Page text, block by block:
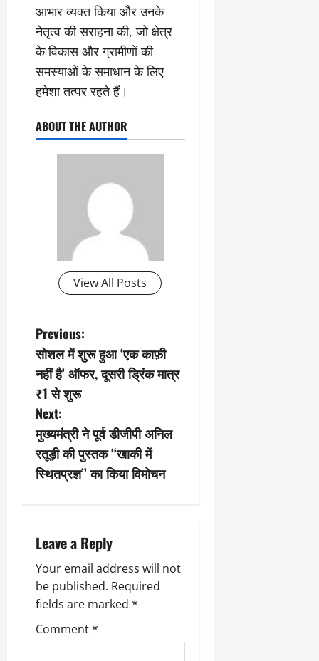
आभार व्यक्त किया और उनके
नेतृत्व की सराहना की, जो क्षेत्र
के विकास और ग्रामीणों की
समस्याओं के समाधान के लिए
हमेशा तत्पर रहते हैं।
ABOUT THE AUTHOR
View All Posts
P
o
s
t
n
a
i
g
a
t
Previous:
सोशल में शुरू हुआ ‘एक काफ़ी
नहीं है’ ऑफर, दूसरी ड्रिंक मात्र
₹1 से शुरू
Next:
मुख्यमंत्री ने पूर्व डीजीपी अनिल
रतूड़ी की पुस्तक ‘‘खाकी में
स्थितप्रज्ञ’’ का किया विमोचन
Leave a Reply
Your email address will not
be published. Required
fields are marked *
Comment*